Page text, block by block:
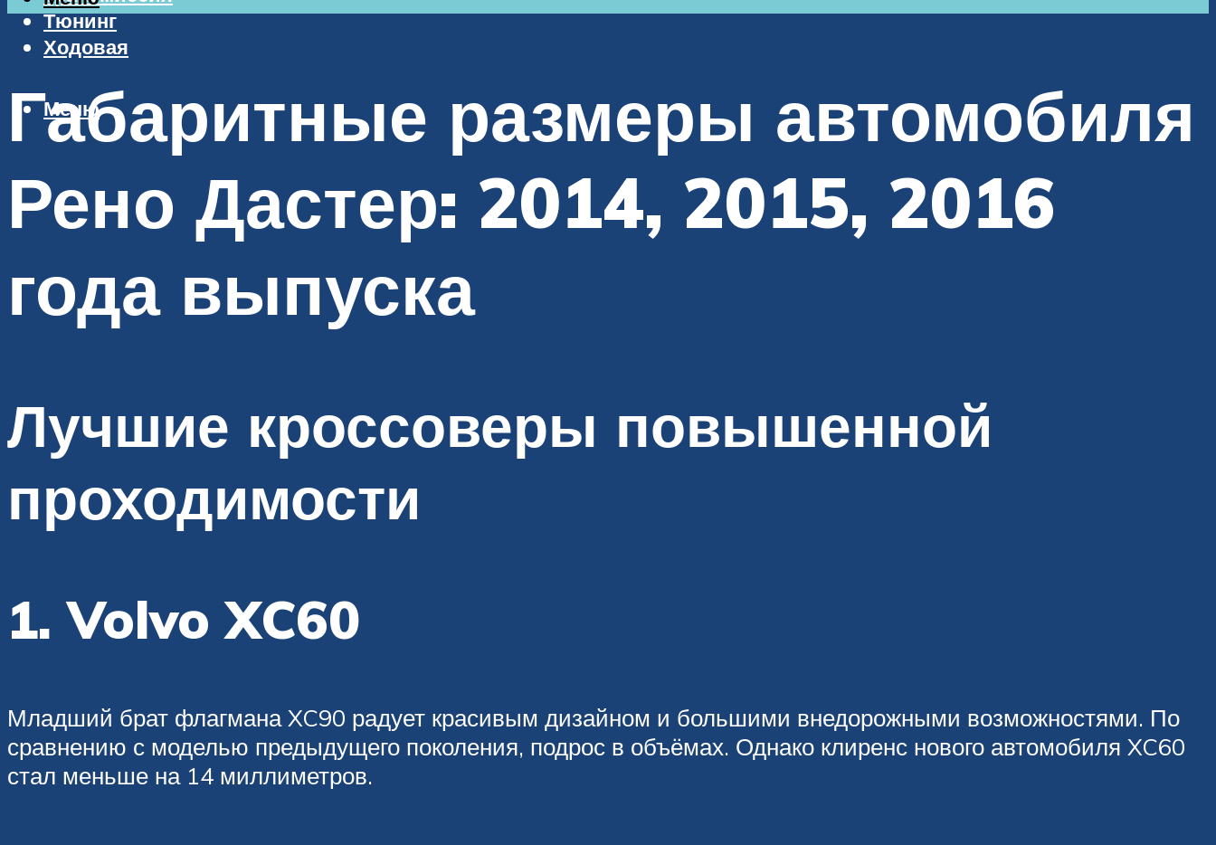
Тюнинг
Ходовая
Меню
Габаритные размеры автомобиля
Рено Дастер: 2014, 2015, 2016
года выпуска
Лучшие кроссоверы повышенной
проходимости
1. Volvo XC60
Младший брат флагмана XC90 радует красивым дизайном и большими внедорожными возможностями. По
сравнению с моделью предыдущего поколения, подрос в объёмах. Однако клиренс нового автомобиля XC60
стал меньше на 14 миллиметров.